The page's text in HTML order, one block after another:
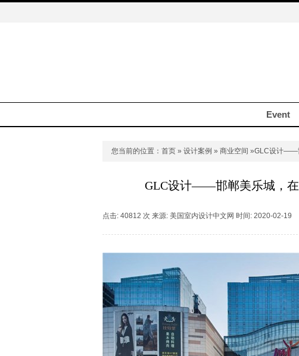
Event
您当前的位置： 首页 » 设计案例 » 商业空间 »GLC设计——
GLC设计——邯郸美乐城，
点击: 40812 次 来源: 美国室内设计中文网 时间: 2020-02-19